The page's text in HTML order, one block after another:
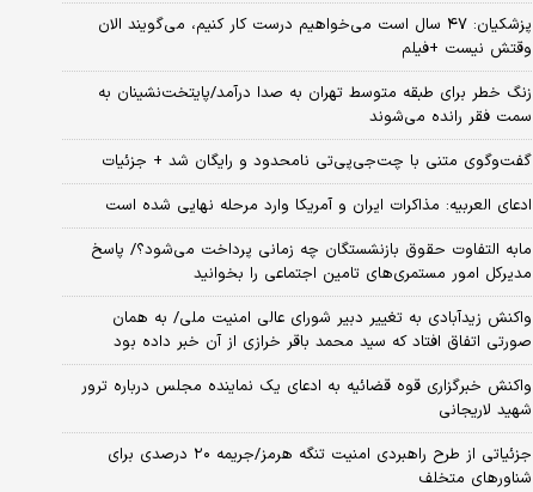
پزشکیان: ۴۷ سال است می‌خواهیم درست کار کنیم، می‌گویند الان
وقتش نیست +فیلم
زنگ خطر برای طبقه متوسط تهران به صدا درآمد/پایتخت‌نشینان به
سمت فقر رانده می‌شوند
گفت‌وگوی متنی با چت‌جی‌پی‌تی نامحدود و رایگان شد + جزئیات
ادعای العربیه: مذاکرات ایران و آمریکا وارد مرحله نهایی شده است
مابه التفاوت حقوق بازنشستگان چه زمانی پرداخت می‌شود؟/ پاسخ
مدیرکل امور مستمری‌های تامین اجتماعی را بخوانید
واکنش زیدآبادی به تغییر دبیر شورای عالی امنیت ملی/ به همان
صورتی اتفاق افتاد که سید محمد باقر خرازی از آن خبر داده بود
واکنش خبرگزاری قوه قضائیه به ادعای یک نماینده مجلس درباره ترور
شهید لاریجانی
جزئیاتی از طرح راهبردی امنیت تنگه هرمز/جریمه ۲۰ درصدی برای
شناورهای متخلف